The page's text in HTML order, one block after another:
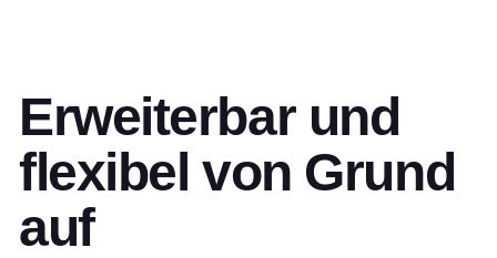
Erweiterbar und
flexibel von Grund
auf